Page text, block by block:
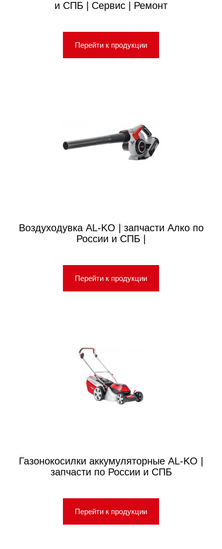
и СПБ | Сервис | Ремонт
Перейти к продукции
Воздуходувка AL-KO | запчасти Алко по
России и СПБ |
Перейти к продукции
Газонокосилки аккумуляторные AL-KO |
запчасти по России и СПБ
Перейти к продукции